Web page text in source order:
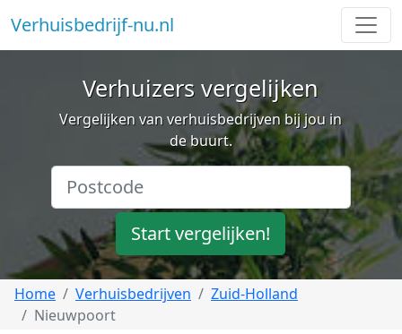
Verhuisbedrijf-nu.nl
Verhuizers vergelijken
Vergelijken van verhuisbedrijven bij jou in
de buurt.
Start vergelijken!
Home Verhuisbedrijven
Zuid-Holland
Nieuwpoort